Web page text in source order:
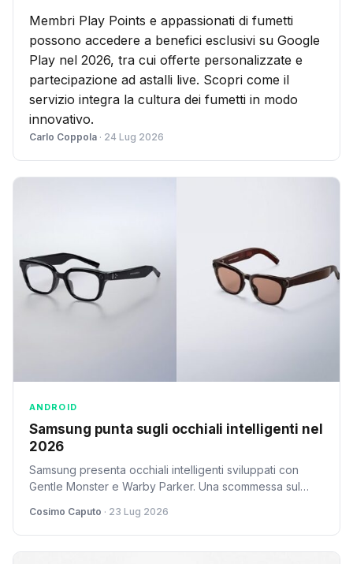
Membri Play Points e appassionati di fumetti
possono accedere a benefici esclusivi su Google
Play nel 2026, tra cui offerte personalizzate e
partecipazione ad astalli live. Scopri come il
servizio integra la cultura dei fumetti in modo
innovativo.
Carlo Coppola · 24 Lug 2026
ANDROID
Samsung punta sugli occhiali intelligenti nel
2026
Samsung presenta occhiali intelligenti sviluppati con
Gentle Monster e Warby Parker. Una scommessa sul
provarne il valore reale.
Cosimo Caputo · 23 Lug 2026